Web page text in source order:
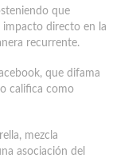
que
directo en la
recurrente.
que difama
califica como
mezcla
asociación del